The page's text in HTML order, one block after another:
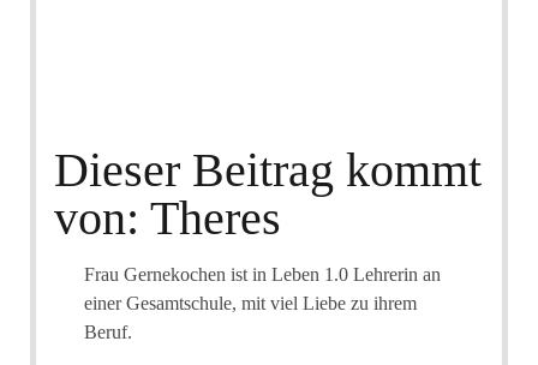
Dieser Beitrag kommt
von: Theres
Frau Gernekochen ist in Leben 1.0 Lehrerin an
einer Gesamtschule, mit viel Liebe zu ihrem
Beruf.